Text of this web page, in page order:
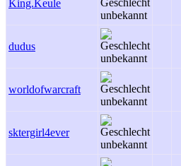
King.Keule
dudus
worldofwarcraft
sktergirl4ever